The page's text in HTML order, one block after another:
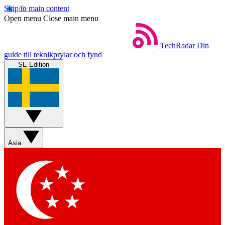
Skip to main content
Open menu Close main menu
TechRadar Din
guide till teknikprylar och fynd
SE Edition
Asia